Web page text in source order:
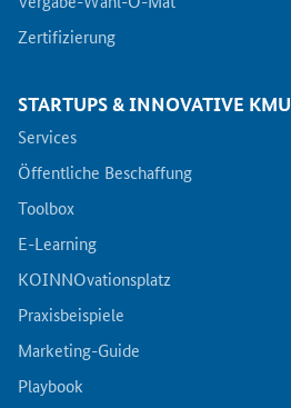
Zertifizierung
STARTUPS & INNOVATIVE KMU
Services
Öffentliche Beschaffung
Toolbox
E-Learning
KOINNOvationsplatz
Praxisbeispiele
Marketing-Guide
Playbook